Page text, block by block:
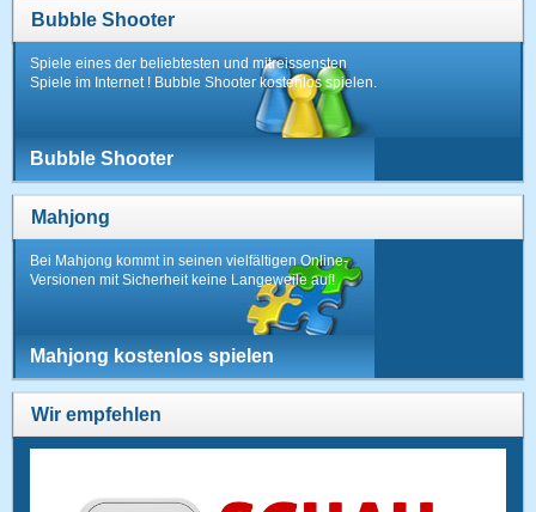
Bubble Shooter
Spiele eines der beliebtesten und mitreissensten
Spiele im Internet ! Bubble Shooter kostenlos spielen.
Bubble Shooter
Mahjong
Bei Mahjong kommt in seinen vielfältigen Online-
Versionen mit Sicherheit keine Langeweile auf!
Mahjong kostenlos spielen
Wir empfehlen